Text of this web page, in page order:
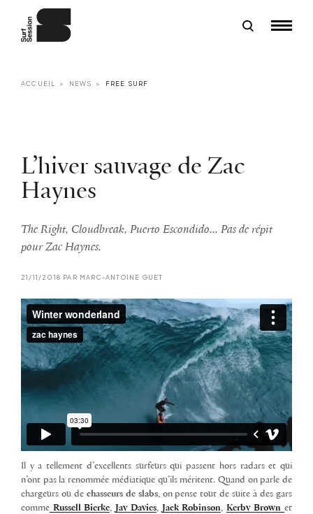
ACCUEIL NEWS FREE SURF
L’hiver sauvage de Zac
Haynes
The Right, Cloudbreak, Puerto Escondido... Pas de répit
pour Zac Haynes.
21/11/2018 PAR MARC-ANTOINE GUET
Il y a tellement d’excellents surfeurs qui passent hors radars et qui
n’ont pas la renommée médiatique qu’ils méritent. Quand on parle de
chargeurs ou de chasseurs de slabs, on pense tout de suite à des gars
comme Russell Bierke, Jay Davies, Jack Robinson, Kerby Brownet